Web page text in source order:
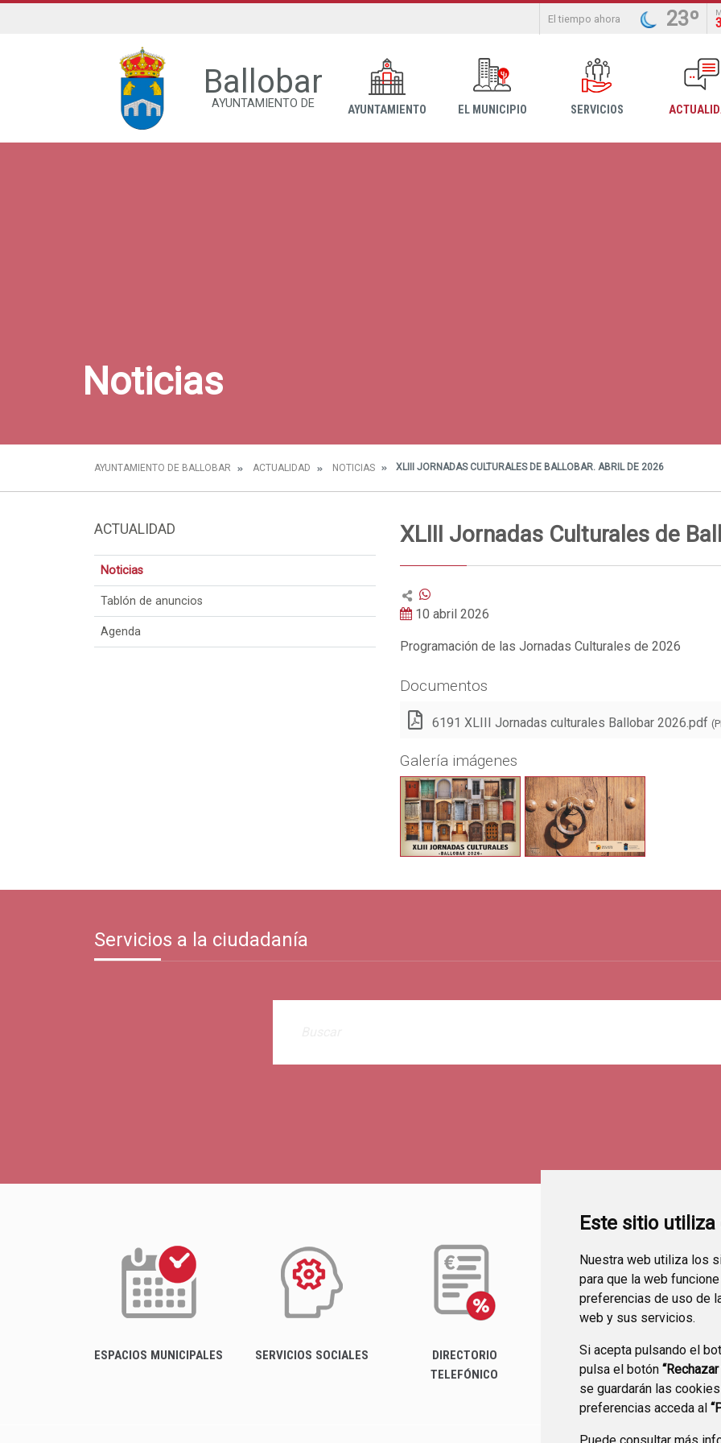
Este sitio
Nuestra web utiliza los
para que la web
preferencias de uso de
web y sus servicios.
Si acepta pulsando el
pulsa el botón
se guardarán las
preferencias acceda al
El tiempo ahora 23º
Ballobar
AYUNTAMIENTO DE AYUNTAMIENTO EL MUNICIPIO SERVICIOS
Noticias
AYUNTAMIENTO DE BALLOBAR ACTUALIDAD NOTICIAS XLIII JORNADAS CULTURALES DE BALLOBAR. ABRIL DE 2026
ACTUALIDAD
Noticias
Tablón de anuncios
Agenda
XLIII Jornadas Culturales de
10 abril 2026
Programación de las Jornadas Culturales de 2026
Documentos
6191 XLIII Jornadas culturales Ballobar 2026.pdf
Galería imágenes
Servicios a la ciudadanía
ESPACIOS MUNICIPALES SERVICIOS SOCIALES
DIRECTORIO
TELEFÓNICO
PERFIL DEL
CONTRATANTE